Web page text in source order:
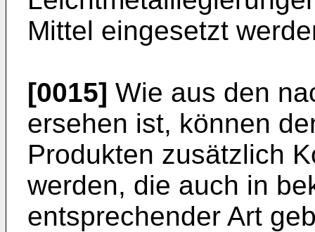
Mittel eingesetzt
[0015] Wie aus den
ersehen ist, können
Produkten zusätzlich
werden, die auch in
entsprechender Art